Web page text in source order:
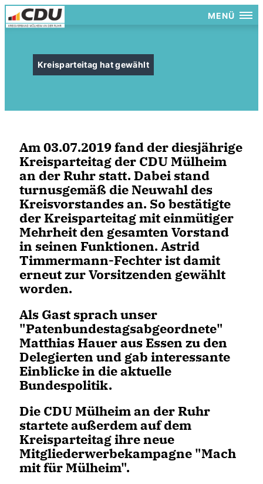
MENÜ
Kreisparteitag hat gewählt
Am 03.07.2019 fand der diesjährige
Kreisparteitag der CDU Mülheim
an der Ruhr statt. Dabei stand
turnusgemäß die Neuwahl des
Kreisvorstandes an. So bestätigte
der Kreisparteitag mit einmütiger
Mehrheit den gesamten Vorstand
in seinen Funktionen. Astrid
Timmermann-Fechter ist damit
erneut zur Vorsitzenden gewählt
worden.
Als Gast sprach unser
"Patenbundestagsabgeordnete"
Matthias Hauer aus Essen zu den
Delegierten und gab interessante
Einblicke in die aktuelle
Bundespolitik.
Die CDU Mülheim an der Ruhr
startete außerdem auf dem
Kreisparteitag ihre neue
Mitgliederwerbekampagne "Mach
mit für Mülheim".